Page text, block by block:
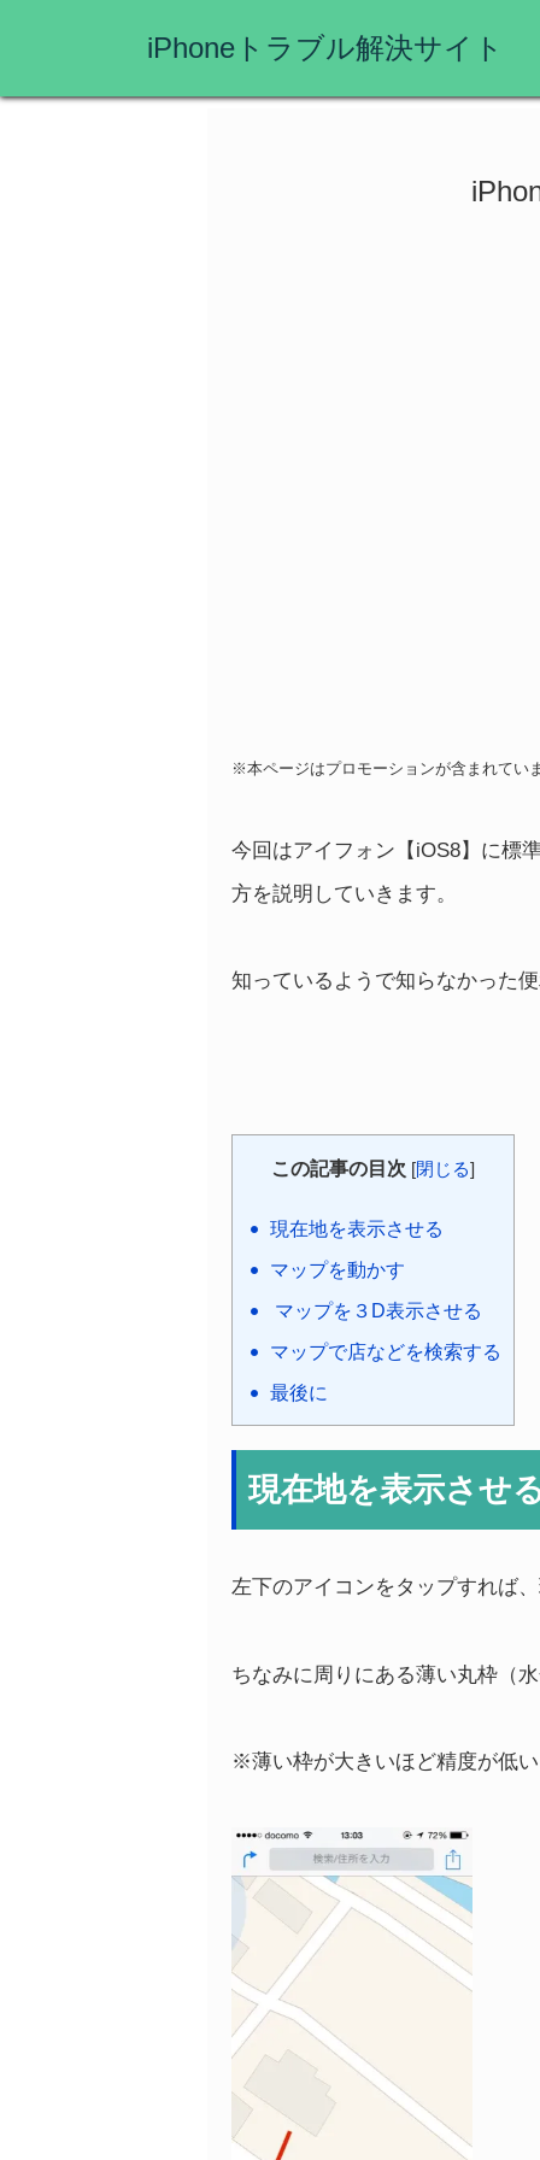
iPhoneトラブル解決サイト
※本ページはプロモーションが含まれてい
今回はアイフォン【iOS8】に標
方を説明していきます。
知っているようで知らなかった
この記事の目次 [閉じる]
現在地を表示させる
マップを動かす
マップを３D表示させる
マップで店などを検索する
最後に
現在地を表示させ
左下のアイコンをタップすれば
ちなみに周りにある薄い丸枠（
※薄い枠が大きいほど精度が低い